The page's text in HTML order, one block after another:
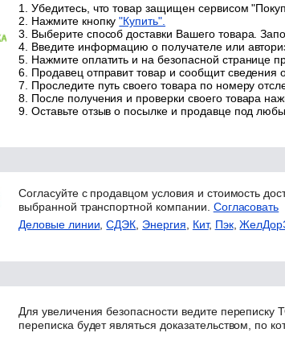
Убедитесь, что товар защищен сервисом
Нажмите кнопку"Купить".
Выберите способ доставки Вашего товара.
Введите информацию о получателе или
Нажмите оплатить и на безопасной странице
Продавец отправит товар и сообщит сведения
Проследите путь своего товара по номеру
После получения и проверки своего товара
Оставьте отзыв о посылке и продавце под
Согласуйте с продавцом условия и стоимость
выбранной транспортной компании. Согласовать
Деловые линии ,СДЭК Энергия Кит, Пэк,
Для увеличения безопасности ведите
переписка будет являться доказательством, по